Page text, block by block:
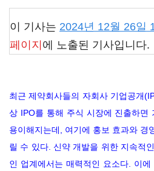
이 기사는 2024년 12월 26일
페이지 에 노출된 기사입니다.
최근 제약회사들의 자회사 기업공개
상 IPO를 통해 주식 시장에 진출하면
용이해지는데, 여기에 홍보 효과와 경
릴 수 있다. 신약 개발을 위한 지속적
인 업계에서는 매력적인 요소다. 이